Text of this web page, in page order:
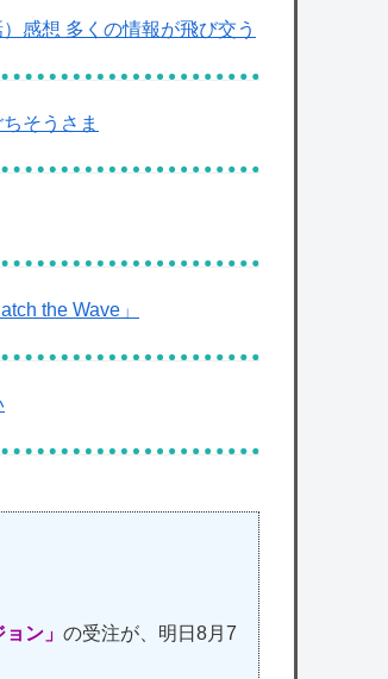
感想 多くの情報が飛び交う
そうさま
the Wave」
ン」 の受注が、明日8月7